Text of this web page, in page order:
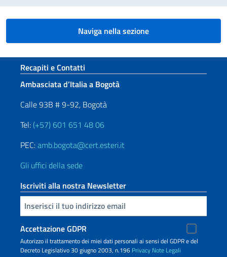
Naviga nella sezione
Sezione footer
Recapiti e Contatti
Ambasciata d’Italia a Bogotà
Calle 93B # 9-92, Bogotà
Tel: (+57) 601 651 48 06
PEC:amb.bogota@cert.esteri.it
Gli uffici della sede
Iscriviti alla nostra Newsletter
Inserisci la tua email
Accettazione GDPR
Autorizzo il trattamento dei miei dati personali ai sensi del GDPR e del
Decreto Legislativo 30 giugno 2003, n.196 Privacy Note Legali